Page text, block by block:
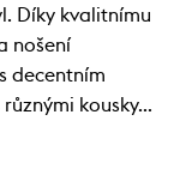
Díky kvalitnímu
nošení
decentním
různými kousky…